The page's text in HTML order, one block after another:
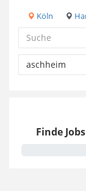
Köln
Finde